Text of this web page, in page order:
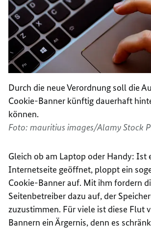
Durch die neue Verordnung soll die
Cookie-Banner künftig dauerhaft
können.
Foto: mauritius images/Alamy Stock
Gleich ob am Laptop oder Handy: Ist
Internetseite geöffnet, ploppt ein
Cookie-Banner auf. Mit ihm fordern
Seitenbetreiber dazu auf, der
zuzustimmen. Für viele ist diese Flut
Bannern ein Ärgernis, denn es